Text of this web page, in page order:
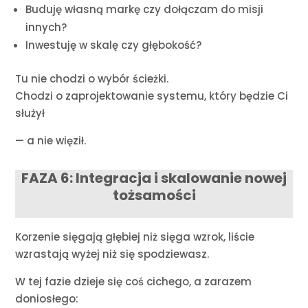
Buduję własną markę czy dołączam do misji
innych?
Inwestuję w skalę czy głębokość?
Tu nie chodzi o wybór ścieżki.
Chodzi o zaprojektowanie systemu, który będzie Ci
służył
— a nie więził.
FAZA 6: Integracja i skalowanie nowej
tożsamości
Korzenie sięgają głębiej niż sięga wzrok, liście
wzrastają wyżej niż się spodziewasz.
W tej fazie dzieje się coś cichego, a zarazem
doniosłego: